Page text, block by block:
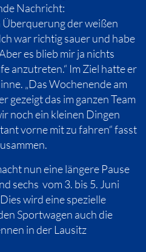
Nachricht:
der weißen
war richtig sauer und habe
es blieb mir ja nichts
anzutreten.“ Im Ziel hatte er
„Das Wochenende am
gezeigt das im ganzen Team
noch ein kleinen Dingen
vorne mit zu fahren“ fasst
nun eine längere Pause
sechs vom 3. bis 5. Juni
wird eine spezielle
Sportwagen auch die
in der Lausitz